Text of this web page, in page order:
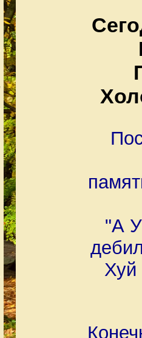
"А
Хуй